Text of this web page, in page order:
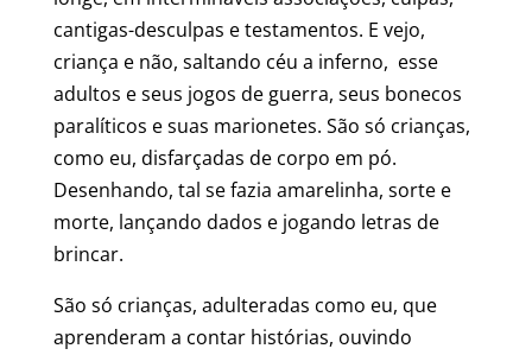
cantigas-desculpas e testamentos. E vejo,
criança e não, saltando céu a inferno, esse
adultos e seus jogos de guerra, seus bonecos
paralíticos e suas marionetes. São só crianças,
como eu, disfarçadas de corpo em pó.
Desenhando, tal se fazia amarelinha, sorte e
morte, lançando dados e jogando letras de
brincar.
São só crianças, adulteradas como eu, que
aprenderam a contar histórias, ouvindo